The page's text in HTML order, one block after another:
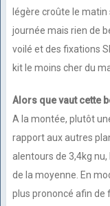
légère croûte le matin
journée mais rien de
voilé et des fixations
kit le moins cher du
Alors que vaut cette
A la montée, plutôt
rapport aux autres
alentours de 3,4kg
de la moyenne. En
plus prononcé afin de